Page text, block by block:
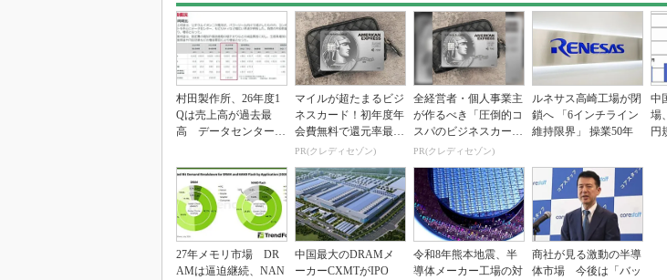
村田製作所、26年度1
Qは売上高が過去最
高 データセンター関
マイルが超たまるビジ
ネスカード！初年度年
会費無料で還元率最大
1.125%
PR(クレディセゾン)
全経営者・個人事業主
が作るべき「圧倒的コ
スパのビジネスカー
ド」
PR(クレディセゾン)
ルネサス高崎工場が閉
鎖へ 「6インチライン
維持限界」 操業50年
中
場
円
27年メモリ市場 DR
AMは逼迫継続、NAN
中国最大のDRAMメ
ーカーCXMTがIPO
令和8年熊本地震、半
導体メーカー工場の対
商社が見る激動の半導
体市場 今後は「バッ